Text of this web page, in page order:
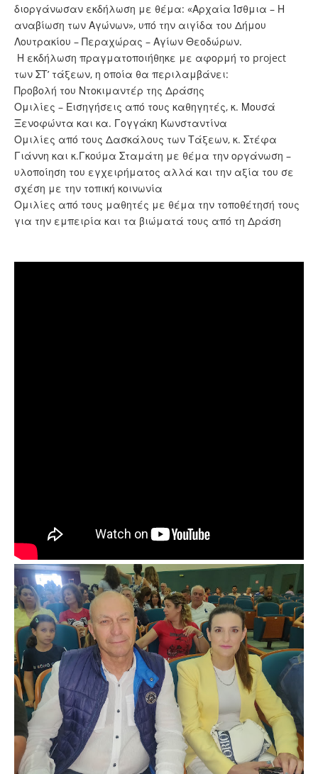
διοργάνωσαν εκδήλωση με θέμα: «Αρχαία Ίσθμια – Η
αναβίωση των Αγώνων», υπό την αιγίδα του Δήμου
Λουτρακίου – Περαχώρας – Αγίων Θεοδώρων.
Η εκδήλωση πραγματοποιήθηκε με αφορμή το project
των ΣΤ’ τάξεων, η οποία θα περιλαμβάνει:
Προβολή του Ντοκιμαντέρ της Δράσης
Ομιλίες – Εισηγήσεις από τους καθηγητές, κ. Μουσά
Ξενοφώντα και κα. Γογγάκη Κωνσταντίνα
Ομιλίες από τους Δασκάλους των Τάξεων, κ. Στέφα
Γιάννη και κ.Γκούμα Σταμάτη με θέμα την οργάνωση –
υλοποίηση του εγχειρήματος αλλά και την αξία του σε
σχέση με την τοπική κοινωνία
Ομιλίες από τους μαθητές με θέμα την τοποθέτησή τους
για την εμπειρία και τα βιώματά τους από τη Δράση